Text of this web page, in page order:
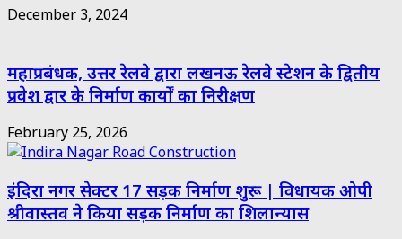
December 3, 2024
महाप्रबंधक, उत्तर रेलवे द्वारा लखनऊ रेलवे स्टेशन के द्वितीय
प्रवेश द्वार के निर्माण कार्यों का निरीक्षण
February 25, 2026
इंदिरा नगर सेक्टर 17 सड़क निर्माण शुरू | विधायक ओपी
श्रीवास्तव ने किया सड़क निर्माण का शिलान्यास